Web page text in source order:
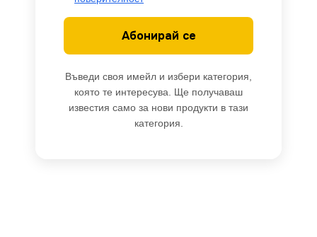
Абонирай се
Въведи своя имейл и избери категория,
която те интересува. Ще получаваш
известия само за нови продукти в тази
категория.